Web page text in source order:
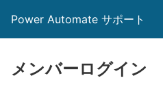
Power Automate サポート
メンバーログイン